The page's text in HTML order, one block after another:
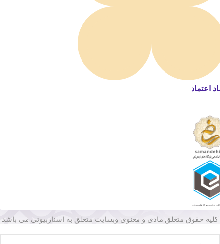
اعتماد
کلیه حقوق متعلق مادی و معنوی وبسایت متعلق به استاربیوتی می باشد